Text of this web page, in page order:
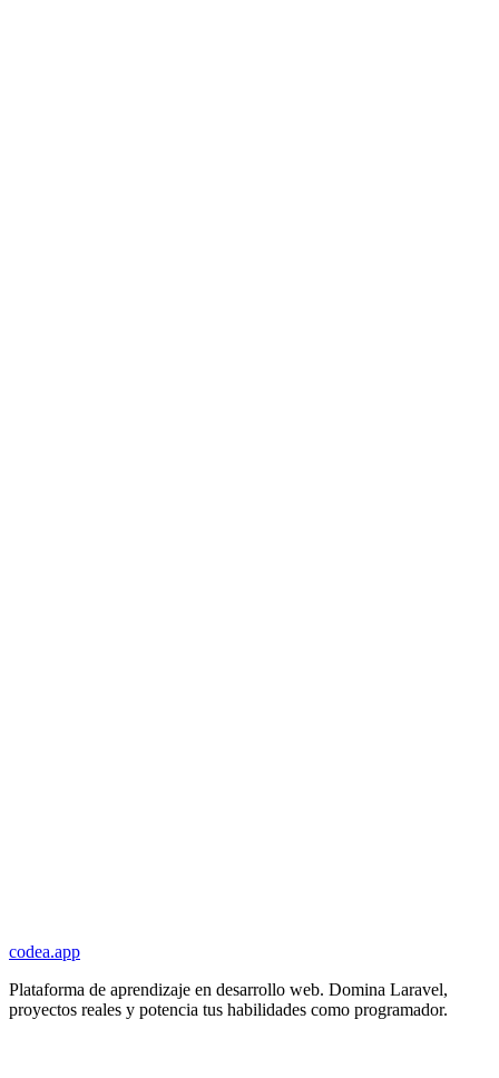
codea.app
Plataforma de aprendizaje en desarrollo web. Domina Laravel,
proyectos reales y potencia tus habilidades como programador.